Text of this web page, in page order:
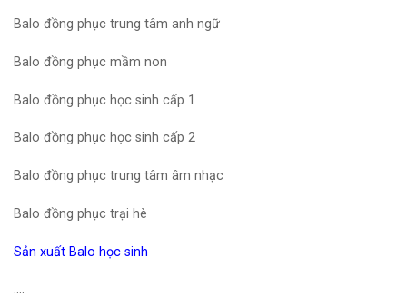
Balo đồng phục trung tâm anh ngữ
Balo đồng phục mầm non
Balo đồng phục học sinh cấp 1
Balo đồng phục học sinh cấp 2
Balo đồng phục trung tâm âm nhạc
Balo đồng phục trại hè
Sản xuất Balo học sinh
….